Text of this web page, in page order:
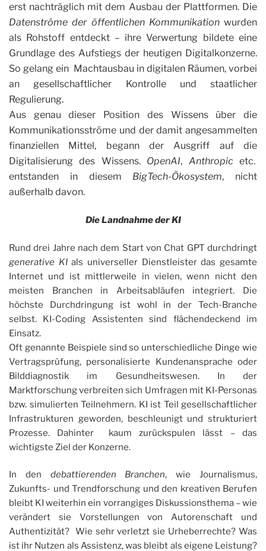
erst nachträglich mit dem Ausbau der Plattformen. Die
Datenströme der öffentlichen Kommunikation wurden
als Rohstoff entdeckt – ihre Verwertung bildete eine
Grundlage des Aufstiegs der heutigen Digitalkonzerne.
So gelang ein Machtausbau in digitalen Räumen, vorbei
an gesellschaftlicher Kontrolle und staatlicher
Regulierung.
Aus genau dieser Position des Wissens über die
Kommunikationsströme und der damit angesammelten
finanziellen Mittel, begann der Ausgriff auf die
Digitalisierung des Wissens. OpenAI, Anthropicetc.
entstanden in diesem BigTech-Ökosystem, nicht
außerhalb davon.
Die Landnahme der KI
Rund drei Jahre nach dem Start von Chat GPT durchdringt
generative KIals universeller Dienstleister das gesamte
Internet und ist mittlerweile in vielen, wenn nicht den
meisten Branchen in Arbeitsabläufen integriert. Die
höchste Durchdringung ist wohl in der Tech-Branche
selbst. KI-Coding Assistenten sind flächendeckend im
Einsatz.
Oft genannte Beispiele sind so unterschiedliche Dinge wie
Vertragsprüfung, personalisierte Kundenansprache oder
Bilddiagnostik im Gesundheitswesen. In der
Marktforschung verbreiten sich Umfragen mit KI-Personas
bzw. simulierten Teilnehmern. KI ist Teil gesellschaftlicher
Infrastrukturen geworden, beschleunigt und strukturiert
Prozesse. Dahinter kaum zurückspulen lässt – das
wichtigste Ziel der Konzerne.
In den debattierenden Branchen, wie Journalismus,
Zukunfts- und Trendforschung und den kreativen Berufen
bleibt KI weiterhin ein vorrangiges Diskussionsthema – wie
verändert sie Vorstellungen von Autorenschaft und
Authentizität? Wie sehr verletzt sie Urheberrechte? Was
ist ihr Nutzen als Assistenz, was bleibt als eigene Leistung?